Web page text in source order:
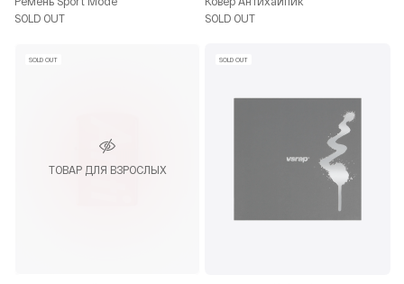
SOLD OUT
SOLD OUT
SOLD OUT
ТОВАР ДЛЯ ВЗРОСЛЫХ
SOLD OUT